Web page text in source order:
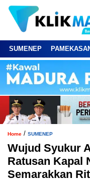
SUMENEP
Home / SUMENEP
Wujud Syukur
Ratusan Kapal
Semarakkan